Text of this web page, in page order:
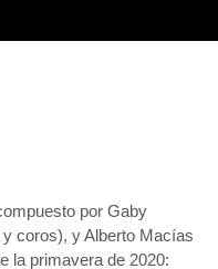
por Gaby
coros), y Alberto Macías
la primavera de 2020: